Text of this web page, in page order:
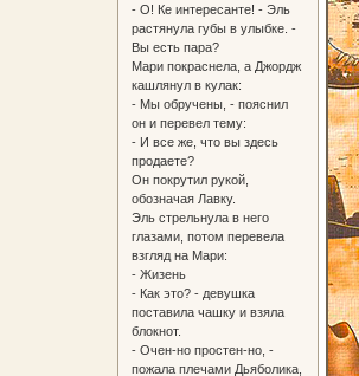
- О! Ке интересанте! - Эль
растянула губы в улыбке. -
Вы есть пара?
Мари покраснела, а Джордж
кашлянул в кулак:
- Мы обручены, - пояснил
он и перевел тему:
- И все же, что вы здесь
продаете?
Он покрутил рукой,
обозначая Лавку.
Эль стрельнула в него
глазами, потом перевела
взгляд на Мари:
- Жизень
- Как это? - девушка
поставила чашку и взяла
блокнот.
- Очен-но простен-но, -
пожала плечами Дьяболика,